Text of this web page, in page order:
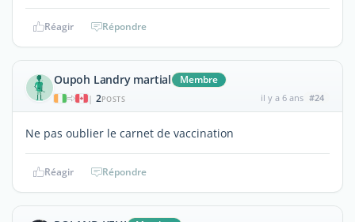
Réagir Répondre
Oupoh Landry martial Membre
| 2POSTS il y a 6 ans #24
Ne pas oublier le carnet de vaccination
Réagir Répondre